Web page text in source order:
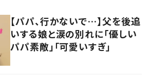
【パパ、行かないで…】父を後追
いする娘と涙の別れに「優しい
パパ素敵」「可愛いすぎ」